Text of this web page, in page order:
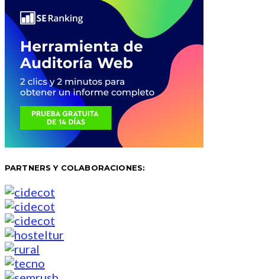
PARTNERS Y COLABORACIONES: